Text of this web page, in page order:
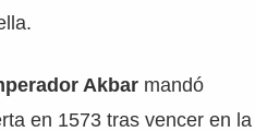
Akbar mandó
en 1573 tras vencer en la